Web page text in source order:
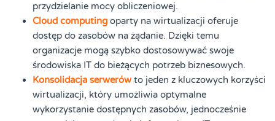
przydzielanie mocy obliczeniowej.
Cloud computing oparty na wirtualizacji oferuje
dostęp do zasobów na żądanie. Dzięki temu
organizacje mogą szybko dostosowywać swoje
środowiska IT do bieżących potrzeb biznesowych.
Konsolidacja serwerów to jeden z kluczowych korzyści
wirtualizacji, który umożliwia optymalne
wykorzystanie dostępnych zasobów, jednocześnie